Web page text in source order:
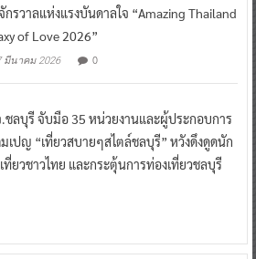
กรวาลแห่งแรงบันดาลใจ “Amazing Thailand
of Love 2026”
มีนาคม 2026 0
ชลบุรี จับมือ 35 หน่วยงานและผู้ประกอบการ
เปญ “เที่ยวสบายๆสไตล์ชลบุรี” หวังดึงดูดนัก
ที่ยวชาวไทย และกระตุ้นการท่องเที่ยวชลบุรี